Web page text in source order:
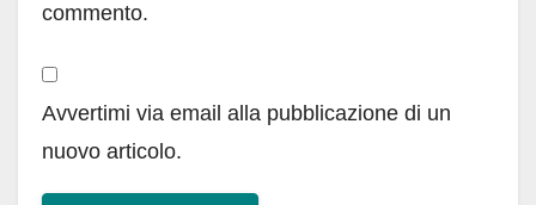
commento.
Avvertimi via email alla pubblicazione di un
nuovo articolo.